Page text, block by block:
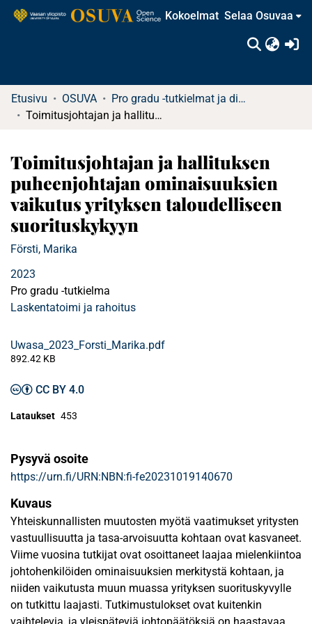
Kokoelmat Selaa Osuvaa
Etusivu OSUVA
Pro gradu -tutkielmat ja diplomityöt
Toimitusjohtajan ja hallituksen puheenjohtajan ominaisuuksien vaikutus yrityksen taloudelliseen suorituskykyyn
Toimitusjohtajan ja hallituksen
puheenjohtajan ominaisuuksien
vaikutus yrityksen taloudelliseen
suorituskykyyn
Försti, Marika
2023
Pro gradu -tutkielma
Laskentatoimi ja rahoitus
Uwasa_2023_Forsti_Marika.pdf
892.42 KB
CC BY 4.0
Lataukset 453
Pysyvä osoite
https://urn.fi/URN:NBN:fi-fe20231019140670
Kuvaus
Yhteiskunnallisten muutosten myötä vaatimukset yritysten
vastuullisuutta ja tasa-arvoisuutta kohtaan ovat kasvaneet.
Viime vuosina tutkijat ovat osoittaneet laajaa mielenkiintoa
johtohenkilöiden ominaisuuksien merkitystä kohtaan, ja
niiden vaikutusta muun muassa yrityksen suorituskyvylle
on tutkittu laajasti. Tutkimustulokset ovat kuitenkin